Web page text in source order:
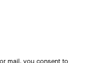
mail, you consent to